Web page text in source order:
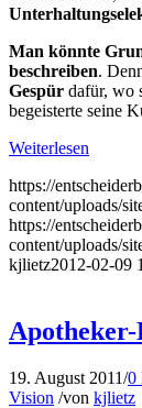
Man könnte
beschreiben.
Gespür dafür, wo
begeisterte seine
Weiterlesen
https://
content/uploads/
https://
content/uploads/
kjlietz2012-02-09
19. August 2011/0
Vision /von kjlietz